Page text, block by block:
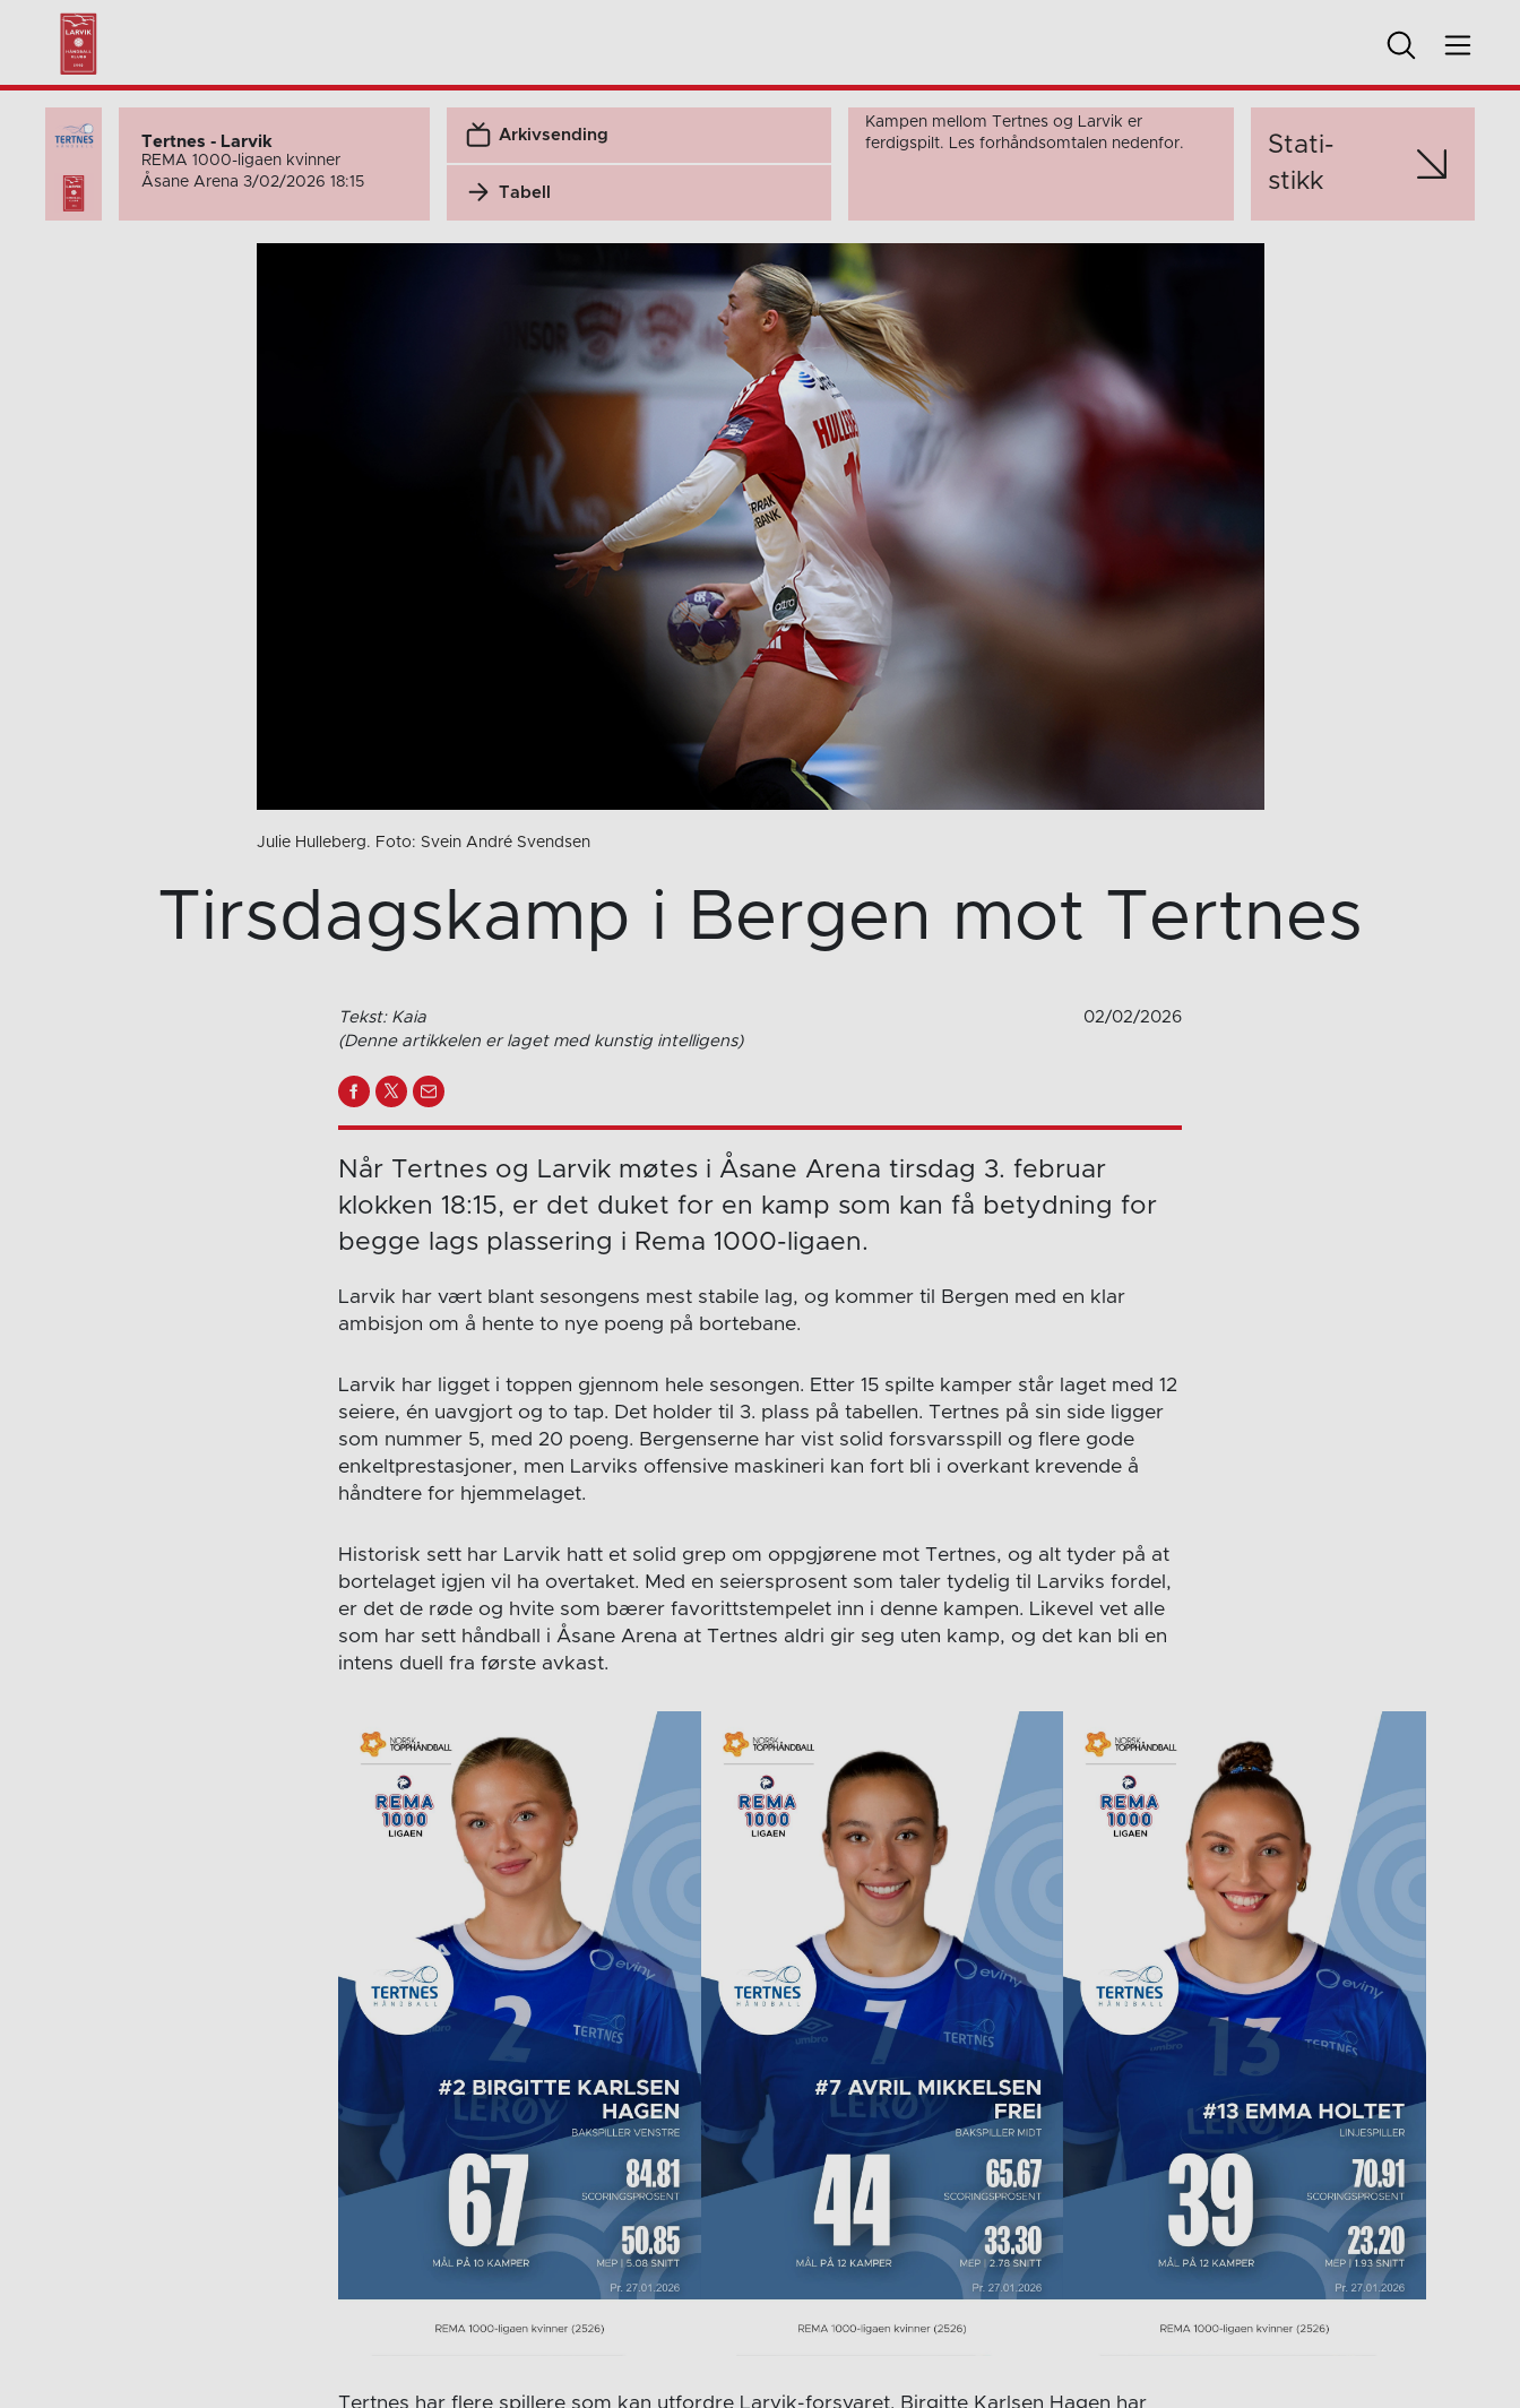
Tertnes - Larvik
REMA 1000-ligaen kvinner
Åsane Arena 3/02/2026 18:15
Arkivsending
Tabell
Kampen mellom Tertnes og Larvik er
ferdigspilt. Les forhåndsomtalen nedenfor.
Stati­
stikk
Julie Hulleberg. Foto: Svein André Svendsen
Tirsdagskamp i Bergen mot Tertnes
Tekst: Kaia
02/02/2026
(Denne artikkelen er laget med kunstig intelligens)
Når Tertnes og Larvik møtes i Åsane Arena tirsdag 3. februar
klokken 18:15, er det duket for en kamp som kan få betydning for
begge lags plassering i Rema 1000-ligaen.
Larvik har vært blant sesongens mest stabile lag, og kommer til Bergen med en klar
ambisjon om å hente to nye poeng på bortebane.
Larvik har ligget i toppen gjennom hele sesongen. Etter 15 spilte kamper står laget med 12
seiere, én uavgjort og to tap. Det holder til 3. plass på tabellen. Tertnes på sin side ligger
som nummer 5, med 20 poeng. Bergenserne har vist solid forsvarsspill og flere gode
enkeltprestasjoner, men Larviks offensive maskineri kan fort bli i overkant krevende å
håndtere for hjemmelaget.
Historisk sett har Larvik hatt et solid grep om oppgjørene mot Tertnes, og alt tyder på at
bortelaget igjen vil ha overtaket. Med en seiersprosent som taler tydelig til Larviks fordel,
er det de røde og hvite som bærer favorittstempelet inn i denne kampen. Likevel vet alle
som har sett håndball i Åsane Arena at Tertnes aldri gir seg uten kamp, og det kan bli en
intens duell fra første avkast.
Tertnes har flere spillere som kan utfordre Larvik-forsvaret. Birgitte Karlsen Hagen har